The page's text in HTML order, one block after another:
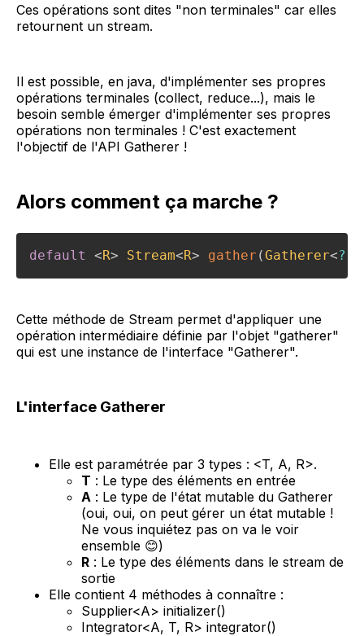
Ces opérations sont dites "non terminales" car elles
retournent un stream.
Il est possible, en java, d'implémenter ses propres
opérations terminales (collect, reduce...), mais le
besoin semble émerger d'implémenter ses propres
opérations non terminales ! C'est exactement
l'objectif de l'API Gatherer !
Alors comment ça marche ?
default <R> Stream<R> gather (Gatherer<?
Cette méthode de Stream permet d'appliquer une
opération intermédiaire définie par l'objet "gatherer"
qui est une instance de l'interface "Gatherer".
L'interface Gatherer
Elle est paramétrée par 3 types : <T, A, R>.
T : Le type des éléments en entrée
A : Le type de l'état mutable du Gatherer
(oui, oui, on peut gérer un état mutable !
Ne vous inquiétez pas on va le voir
ensemble 😊)
R : Le type des éléments dans le stream de
sortie
Elle contient 4 méthodes à connaître :
Supplier<A> initializer()
Integrator<A, T, R> integrator()